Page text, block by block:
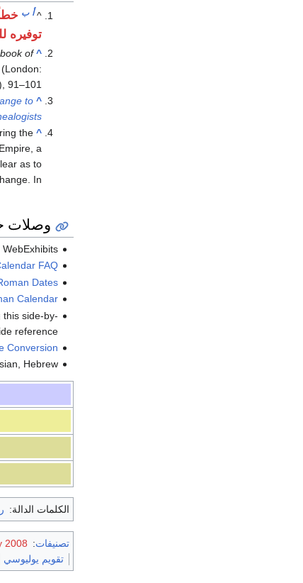
^أ ب
توفيره
^
of
, (London:
91–101.
^
to
^
the
a
as to
In
وصلات
FAQ
Dates
Calendar
side-by-
reference.
Conversion
Hebrew
الكلمات الدالة:
تصنيفات:
2008
تقويم يوليوسي